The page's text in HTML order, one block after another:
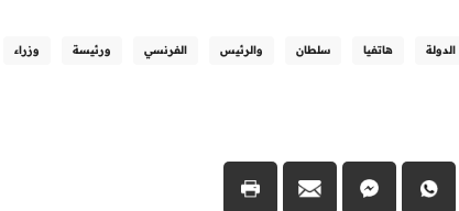
الدولة هاتفيا سلطان والرئيس الفرنسي ورئيسة وزراء